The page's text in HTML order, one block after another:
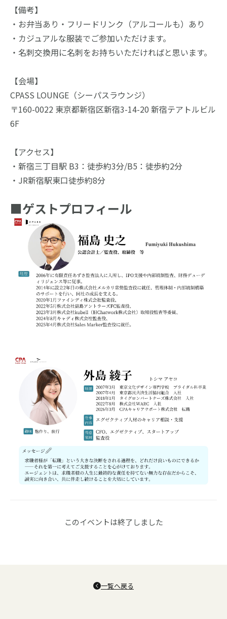
【備考】
・お弁当あり・フリードリンク（アルコールも）あり
・カジュアルな服装でご参加いただけます。
・名刺交換用に名刺をお持ちいただければと思います。
【会場】
CPASS LOUNGE（シーパスラウンジ）
〒160-0022 東京都新宿区新宿3-14-20 新宿テアトルビル
6F
【アクセス】
・新宿三丁目駅 B3：徒歩約3分/B5：徒歩約2分
・JR新宿駅東口徒歩約8分
■ゲストプロフィール
このイベントは終了しました
一覧へ戻る